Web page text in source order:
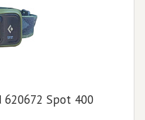
Spot 400